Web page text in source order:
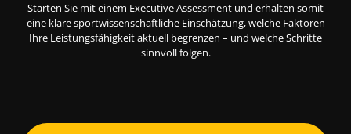
Starten Sie mit einem Executive Assessment und erhalten somit
eine klare sportwissenschaftliche Einschätzung, welche Faktoren
Ihre Leistungsfähigkeit aktuell begrenzen – und welche Schritte
sinnvoll folgen.